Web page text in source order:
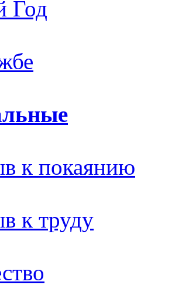
Год
к покаянию
к труду